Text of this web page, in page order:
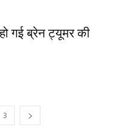
गई ब्रेन ट्यूमर की
3